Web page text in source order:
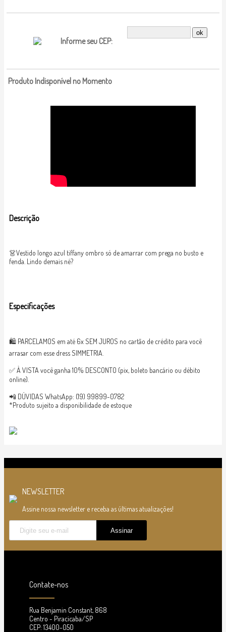
Informe seu CEP:
Produto Indisponível no Momento
Descrição
👗Vestido longo azul tiffany ombro só de amarrar com prega no busto e
fenda. Lindo demais né?
Especificações
🛍 PARCELAMOS em até 6x SEM JUROS no cartão de crédito para você
arrasar com esse dress SIMMETRIA.
✅ À VISTA você ganha 10% DESCONTO (pix, boleto bancário ou débito
online).
📲 DÚVIDAS WhatsApp: (19) 99899-0782
*Produto sujeito a disponibilidade de estoque
NEWSLETTER
Assine nossa newsletter e receba as últimas atualizações!
Contate-nos
Rua Benjamin Constant, 868
Centro - Piracicaba/SP
CEP: 13400-050